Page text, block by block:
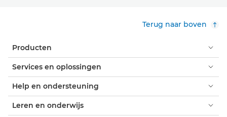
Terug naar boven
Producten
Services en oplossingen
Help en ondersteuning
Leren en onderwijs